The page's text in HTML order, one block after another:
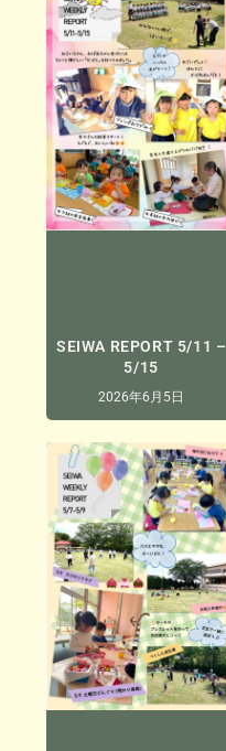
SEIWA REPORT 5/11 –
5/15
2026年6月5日